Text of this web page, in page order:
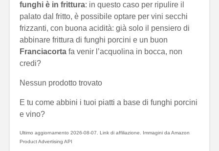
funghi è in frittura: in questo caso per ripulire il
palato dal fritto, è possibile optare per vini secchi
frizzanti, con buona acidità: già solo il pensiero di
abbinare frittura di funghi porcini e un buon
Franciacorta fa venir l’acquolina in bocca, non
credi?
Nessun prodotto trovato
E tu come abbini i tuoi piatti a base di funghi porcini
e vino?
Ultimo aggiornamento 2026-08-07. Link di affiliazione. Immagini da Amazon
Product Advertising API